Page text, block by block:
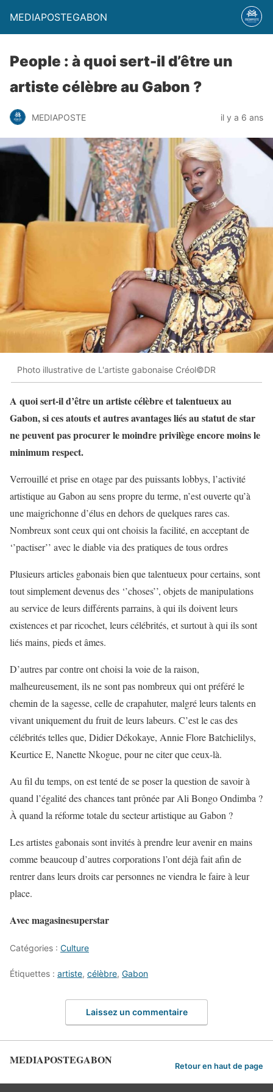
MEDIAPOSTEGABON
People : à quoi sert-il d’être un
artiste célèbre au Gabon ?
MEDIAPOSTE il y a 6 ans
Photo illustrative de L'artiste gabonaise Créol©DR
A quoi sert-il d’être un artiste célèbre et talentueux au
Gabon, si ces atouts et autres avantages liés au statut de star
ne peuvent pas procurer le moindre privilège encore moins le
minimum respect.
Verrouillé et prise en otage par des puissants lobbys, l’activité
artistique au Gabon au sens propre du terme, n’est ouverte qu’à
une maigrichonne d’élus en dehors de quelques rares cas.
Nombreux sont ceux qui ont choisis la facilité, en acceptant de
‘’pactiser’’ avec le diable via des pratiques de tous ordres
Plusieurs articles gabonais bien que talentueux pour certains, sont
tout simplement devenus des ‘’choses’’, objets de manipulations
au service de leurs différents parrains, à qui ils doivent leurs
existences et par ricochet, leurs célébrités, et surtout à qui ils sont
liés mains, pieds et âmes.
D’autres par contre ont choisi la voie de la raison,
malheureusement, ils ne sont pas nombreux qui ont préféré le
chemin de la sagesse, celle de crapahuter, malgré leurs talents en
vivant uniquement du fruit de leurs labeurs. C’est le cas des
célébrités telles que, Didier Dékokaye, Annie Flore Batchielilys,
Keurtice E, Nanette Nkogue, pour ne citer que ceux-là.
Au fil du temps, on est tenté de se poser la question de savoir à
quand l’égalité des chances tant prônée par Ali Bongo Ondimba ?
À quand la réforme totale du secteur artistique au Gabon ?
Les artistes gabonais sont invités à prendre leur avenir en mains
comme beaucoup d’autres corporations l’ont déjà fait afin de
rentrer dans leurs droits car personnes ne viendra le faire à leur
place.
Avec magasinesuperstar
Catégories : Culture
Étiquettes : artiste, célèbre, Gabon
Laissez un commentaire
MEDIAPOSTEGABON Retour en haut de page